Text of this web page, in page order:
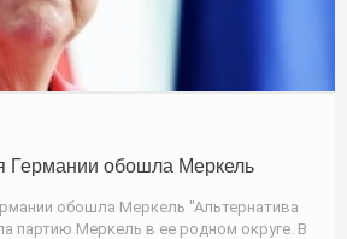
Германии обошла Меркель
обошла Меркель "Альтернатива
партию Меркель в ее родном округе. В